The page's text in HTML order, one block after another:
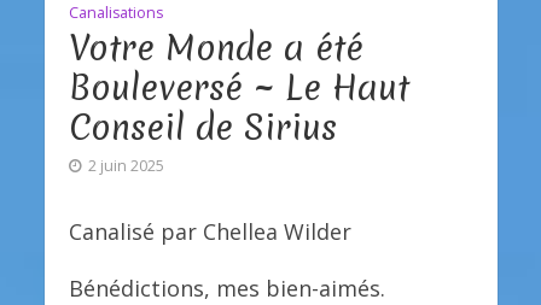
Canalisations
Votre Monde a été
Bouleversé ~ Le Haut
Conseil de Sirius
2 juin 2025
Canalisé par Chellea Wilder
Bénédictions, mes bien-aimés.